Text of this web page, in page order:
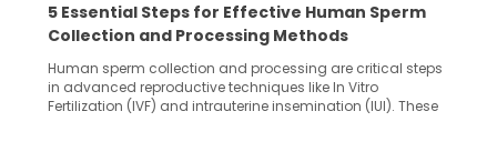
5 Essential Steps for Effective Human Sperm
Collection and Processing Methods
Human sperm collection and processing are critical steps
in advanced reproductive techniques like In Vitro
Fertilization (IVF) and intrauterine insemination (IUI). These